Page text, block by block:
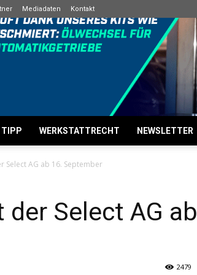
Mediadaten Kontakt
TIPP WERKSTATTRECHT NEWSLETTER
Select AG ab 16. September
Select AG ab
2479